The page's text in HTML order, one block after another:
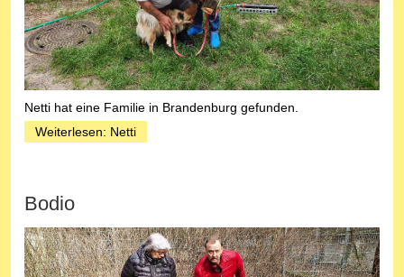
Netti hat eine Familie in Brandenburg gefunden.
Weiterlesen: Netti
Bodio